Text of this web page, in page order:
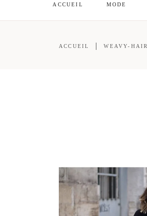
ACCUEIL MODE
ACCUEIL WEAVY-HAIR